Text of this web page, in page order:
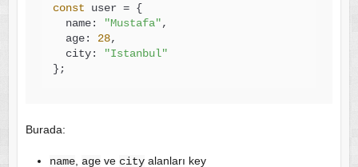
const user = {
  name:
"Mustafa",
  age:
28,
  city:
"Istanbul"
Burada:
name, ageve cityalanları key